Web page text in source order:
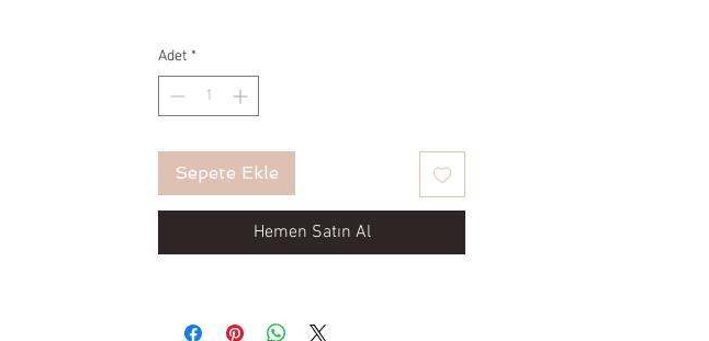
uyumlu Terlik ve kese beraberdir
Adet *
Sepete Ekle
Hemen Satın Al